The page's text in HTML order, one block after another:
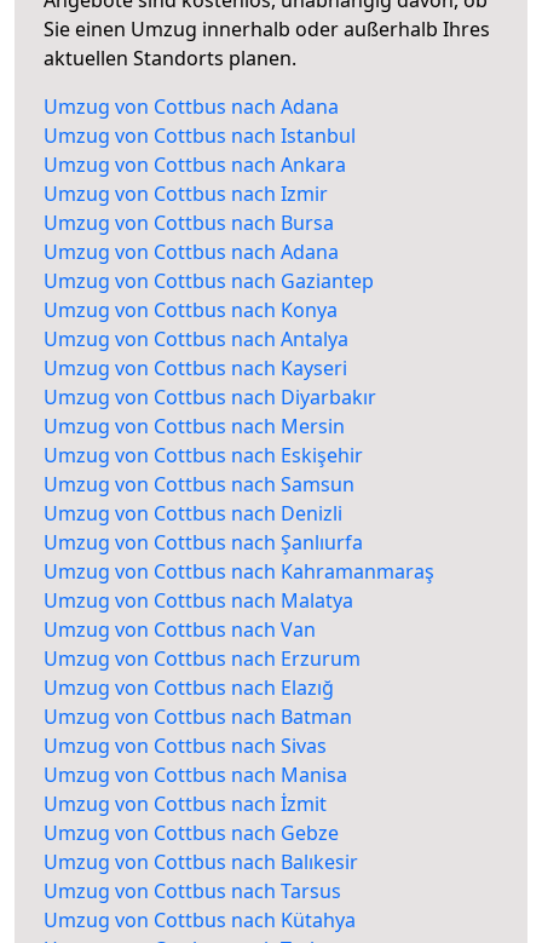
Sie einen Umzug innerhalb oder außerhalb Ihres
aktuellen Standorts planen.
Umzug von Cottbus nach Adana
Umzug von Cottbus nach Istanbul
Umzug von Cottbus nach Ankara
Umzug von Cottbus nach Izmir
Umzug von Cottbus nach Bursa
Umzug von Cottbus nach Adana
Umzug von Cottbus nach Gaziantep
Umzug von Cottbus nach Konya
Umzug von Cottbus nach Antalya
Umzug von Cottbus nach Kayseri
Umzug von Cottbus nach Diyarbakır
Umzug von Cottbus nach Mersin
Umzug von Cottbus nach Eskişehir
Umzug von Cottbus nach Samsun
Umzug von Cottbus nach Denizli
Umzug von Cottbus nach Şanlıurfa
Umzug von Cottbus nach Kahramanmaraş
Umzug von Cottbus nach Malatya
Umzug von Cottbus nach Van
Umzug von Cottbus nach Erzurum
Umzug von Cottbus nach Elazığ
Umzug von Cottbus nach Batman
Umzug von Cottbus nach Sivas
Umzug von Cottbus nach Manisa
Umzug von Cottbus nach İzmit
Umzug von Cottbus nach Gebze
Umzug von Cottbus nach Balıkesir
Umzug von Cottbus nach Tarsus
Umzug von Cottbus nach Kütahya